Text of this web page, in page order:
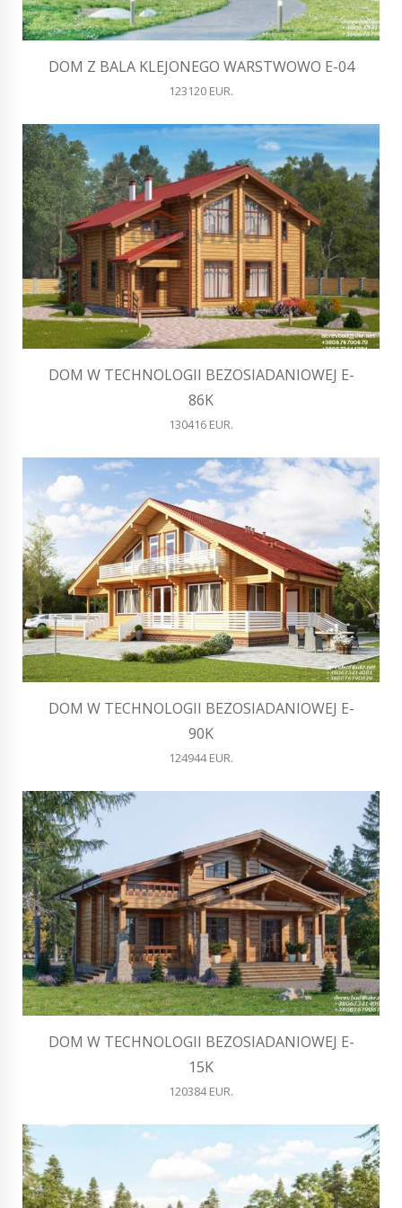
DOM Z BALA KLEJONEGO WARSTWOWO E-04
123120 EUR.
DOM W TECHNOLOGII BEZOSIADANIOWEJ E-
86K
130416 EUR.
DOM W TECHNOLOGII BEZOSIADANIOWEJ E-
90K
124944 EUR.
DOM W TECHNOLOGII BEZOSIADANIOWEJ E-
15K
120384 EUR.